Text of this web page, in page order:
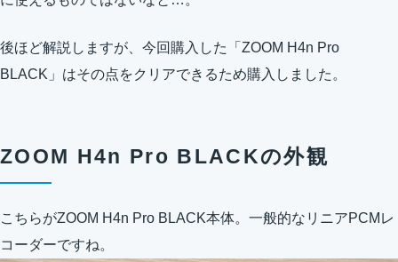
後ほど解説しますが、今回購入した「ZOOM H4n Pro
BLACK」はその点をクリアできるため購入しました。
ZOOM H4n Pro BLACKの外観
こちらがZOOM H4n Pro BLACK本体。一般的なリニアPCMレ
コーダーですね。